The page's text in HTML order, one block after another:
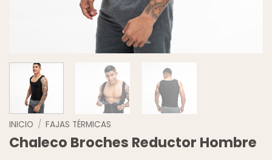
INICIO / FAJAS TÉRMICAS
Chaleco Broches Reductor Hombre